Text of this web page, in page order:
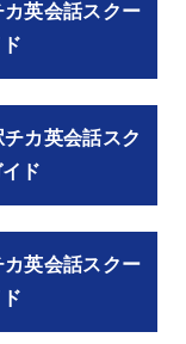
英会話スクー
カ英会話スク
ド
英会話スクー